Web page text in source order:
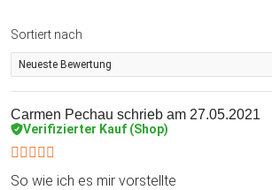
Sortiert nach
Carmen Pechau schrieb am 27.05.2021
Verifizierter Kauf (Shop)
So wie ich es mir vorstellte